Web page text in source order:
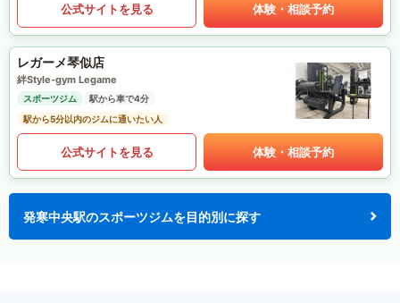
公式サイトを見る 体験・相談予約
レガーメ琴似店
絆Style-gym Legame
スポーツジム
駅から車で4分
駅から5分以内のジムに通いたい人
公式サイトを見る 体験・相談予約
発寒中央駅のスポーツジムを目的別に探す